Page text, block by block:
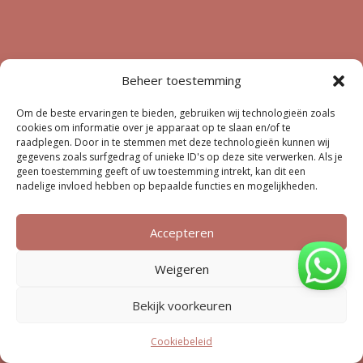
Beheer toestemming
Om de beste ervaringen te bieden, gebruiken wij technologieën zoals
cookies om informatie over je apparaat op te slaan en/of te
raadplegen. Door in te stemmen met deze technologieën kunnen wij
gegevens zoals surfgedrag of unieke ID's op deze site verwerken. Als je
geen toestemming geeft of uw toestemming intrekt, kan dit een
nadelige invloed hebben op bepaalde functies en mogelijkheden.
Accepteren
Weigeren
Bekijk voorkeuren
Cookiebeleid